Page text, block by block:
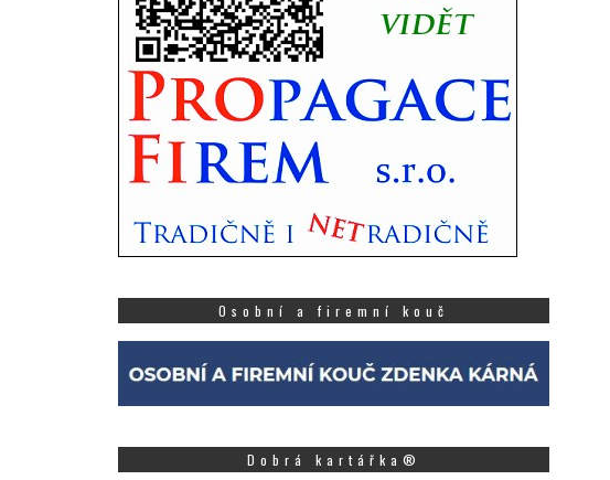
Osobní a firemní kouč
Dobrá kartářka®